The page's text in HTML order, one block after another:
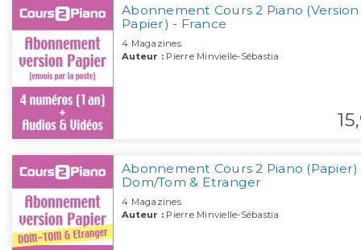
Abonnement Cours 2 Piano (Version
Papier) - France
4 Magazines
Auteur : Pierre Minvielle-Sébastia
15,
Abonnement Cours 2 Piano (Papier)
Dom/Tom & Etranger
4 Magazines
Auteur : Pierre Minvielle-Sébastia